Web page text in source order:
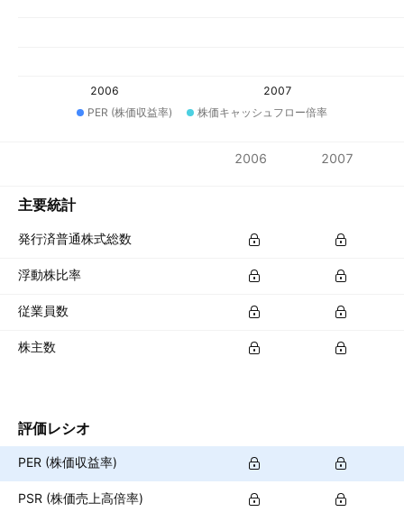
2006
2007
PER (株価収益率)
株価キャッシュフロー倍率
2006 2007
主要統計
発行済普通株式総数
浮動株比率
従業員数
株主数
評価レシオ
PER (株価収益率)
PSR (株価売上高倍率)